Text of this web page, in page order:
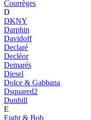
Courrèges
D
DKNY
Darphin
Davidoff
Declaré
Decléor
Demarés
Diesel
Dolce & Gabbana
Dsquared2
Dunhill
E
Eight & Bob